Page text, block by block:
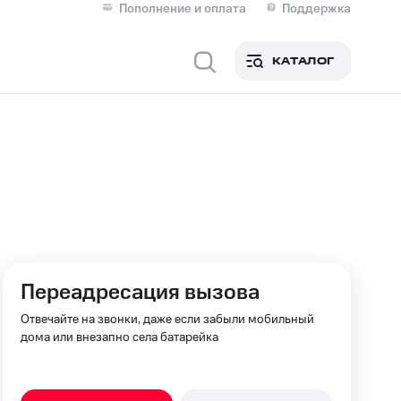
Пополнение и оплата
Поддержка
Личные кабинеты
Мобильная связь
Сервисы и подписки
МТС
КАТАЛОГ
Переадресация вызова
Отвечайте на звонки, даже если забыли мобильный
дома или внезапно села батарейка